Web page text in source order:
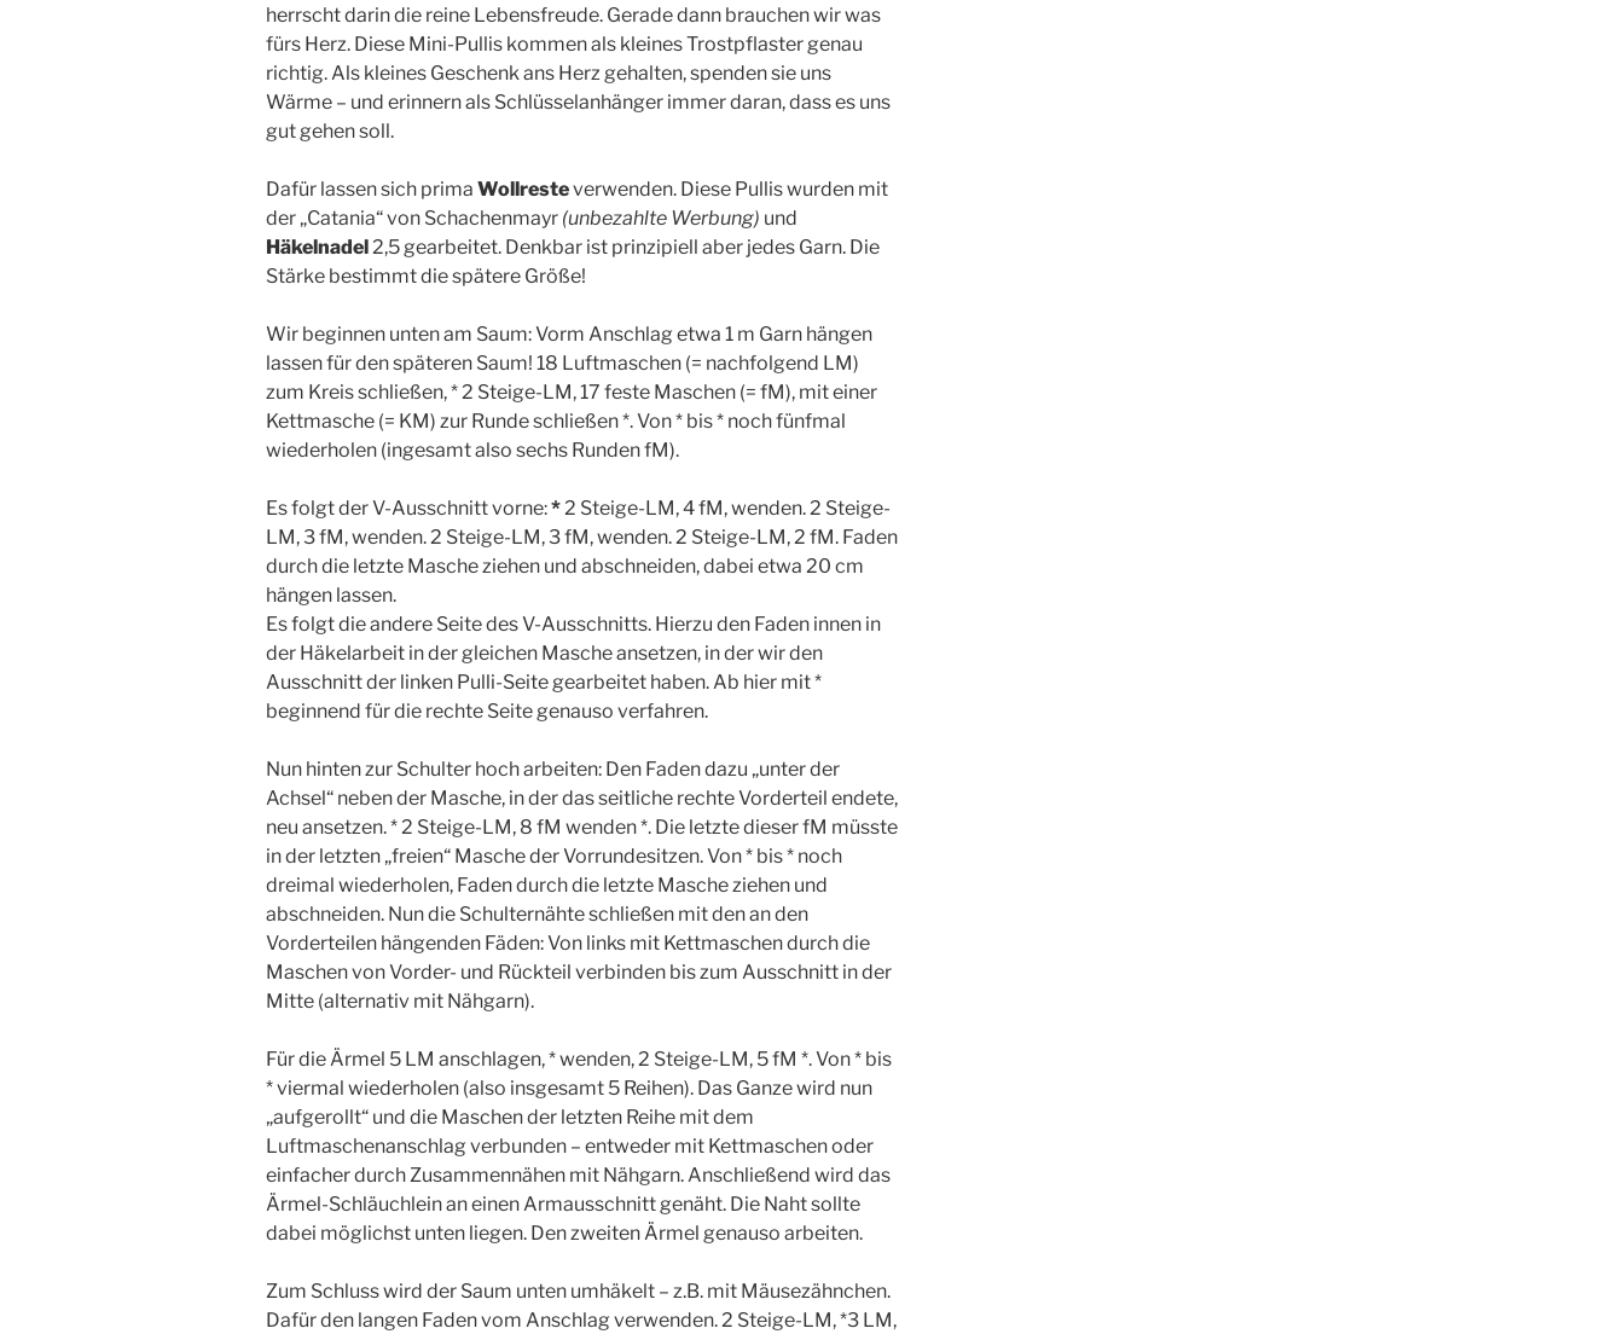
herrscht darin die reine Lebensfreude. Gerade dann brauchen wir was
fürs Herz. Diese Mini-Pullis kommen als kleines Trostpflaster genau
richtig. Als kleines Geschenk ans Herz gehalten, spenden sie uns
Wärme – und erinnern als Schlüsselanhänger immer daran, dass es uns
gut gehen soll.
Dafür lassen sich prima Wollresteverwenden. Diese Pullis wurden mit
der „Catania“ von Schachenmayr (unbezahlte Werbung) und
Häkelnadel2,5 gearbeitet. Denkbar ist prinzipiell aber jedes Garn. Die
Stärke bestimmt die spätere Größe!
Wir beginnen unten am Saum: Vorm Anschlag etwa 1 m Garn hängen
lassen für den späteren Saum! 18 Luftmaschen (= nachfolgend LM)
zum Kreis schließen, * 2 Steige-LM, 17 feste Maschen (= fM), mit einer
Kettmasche (= KM) zur Runde schließen *. Von * bis * noch fünfmal
wiederholen (ingesamt also sechs Runden fM).
Es folgt der V-Ausschnitt vorne:*2 Steige-LM, 4 fM, wenden. 2 Steige-
LM, 3 fM, wenden. 2 Steige-LM, 3 fM, wenden. 2 Steige-LM, 2 fM. Faden
durch die letzte Masche ziehen und abschneiden, dabei etwa 20 cm
hängen lassen.
Es folgt die andere Seite des V-Ausschnitts. Hierzu den Faden innen in
der Häkelarbeit in der gleichen Masche ansetzen, in der wir den
Ausschnitt der linken Pulli-Seite gearbeitet haben. Ab hier mit *
beginnend für die rechte Seite genauso verfahren.
Nun hinten zur Schulter hoch arbeiten: Den Faden dazu „unter der
Achsel“ neben der Masche, in der das seitliche rechte Vorderteil endete,
neu ansetzen. * 2 Steige-LM, 8 fM wenden *. Die letzte dieser fM müsste
in der letzten „freien“ Masche der Vorrundesitzen. Von * bis * noch
dreimal wiederholen, Faden durch die letzte Masche ziehen und
abschneiden. Nun die Schulternähte schließen mit den an den
Vorderteilen hängenden Fäden: Von links mit Kettmaschen durch die
Maschen von Vorder- und Rückteil verbinden bis zum Ausschnitt in der
Mitte (alternativ mit Nähgarn).
Für die Ärmel 5 LM anschlagen, * wenden, 2 Steige-LM, 5 fM *. Von * bis
* viermal wiederholen (also insgesamt 5 Reihen). Das Ganze wird nun
„aufgerollt“ und die Maschen der letzten Reihe mit dem
Luftmaschenanschlag verbunden – entweder mit Kettmaschen oder
einfacher durch Zusammennähen mit Nähgarn. Anschließend wird das
Ärmel-Schläuchlein an einen Armausschnitt genäht. Die Naht sollte
dabei möglichst unten liegen. Den zweiten Ärmel genauso arbeiten.
Zum Schluss wird der Saum unten umhäkelt – z.B. mit Mäusezähnchen.
Dafür den langen Faden vom Anschlag verwenden. 2 Steige-LM, *3 LM,